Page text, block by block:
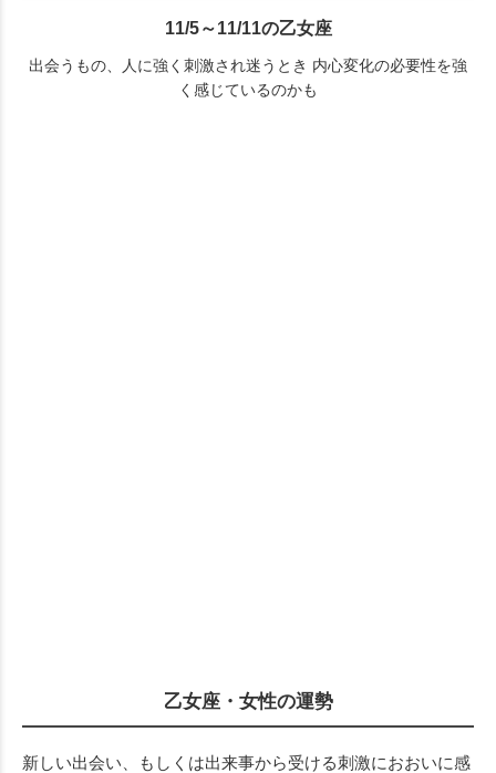
11/5～11/11の乙女座
出会うもの、人に強く刺激され迷うとき 内心変化の必要性を強
く感じているのかも
乙女座・女性の運勢
新しい出会い、もしくは出来事から受ける刺激におおいに感